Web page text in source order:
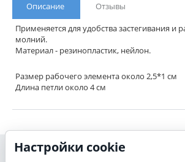
Описание
Отзывы
Применяется для удобства застегивания и
молний.
Материал - резинопластик, нейлон.
Размер рабочего элемента около 2,5*1 см
Длина петли около 4 см
Моя учетная запись
Настройки cookie